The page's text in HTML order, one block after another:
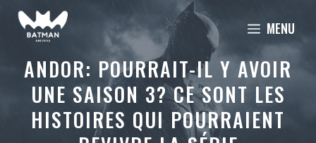
Aller
MENU
ANDOR: POURRAIT-IL Y AVOIR
UNE SAISON 3? CE SONT LES
HISTOIRES QUI POURRAIENT